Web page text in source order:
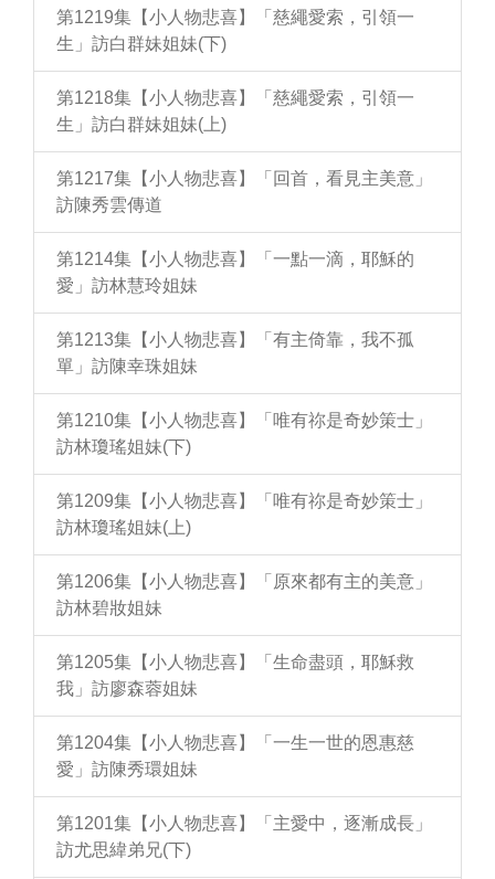
第1219集【小人物悲喜】「慈繩愛索，引領一
生」訪白群妹姐妹(下)
第1218集【小人物悲喜】「慈繩愛索，引領一
生」訪白群妹姐妹(上)
第1217集【小人物悲喜】「回首，看見主美意」
訪陳秀雲傳道
第1214集【小人物悲喜】「一點一滴，耶穌的
愛」訪林慧玲姐妹
第1213集【小人物悲喜】「有主倚靠，我不孤
單」訪陳幸珠姐妹
第1210集【小人物悲喜】「唯有祢是奇妙策士」
訪林瓊瑤姐妹(下)
第1209集【小人物悲喜】「唯有祢是奇妙策士」
訪林瓊瑤姐妹(上)
第1206集【小人物悲喜】「原來都有主的美意」
訪林碧妝姐妹
第1205集【小人物悲喜】「生命盡頭，耶穌救
我」訪廖森蓉姐妹
第1204集【小人物悲喜】「一生一世的恩惠慈
愛」訪陳秀環姐妹
第1201集【小人物悲喜】「主愛中，逐漸成長」
訪尤思緯弟兄(下)